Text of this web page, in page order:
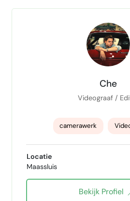
Che
Videograaf /
camerawerk
Locatie
Maassluis
Bekijk Profiel